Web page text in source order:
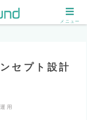
オウンドメディ
セプト設計
用
メニュー